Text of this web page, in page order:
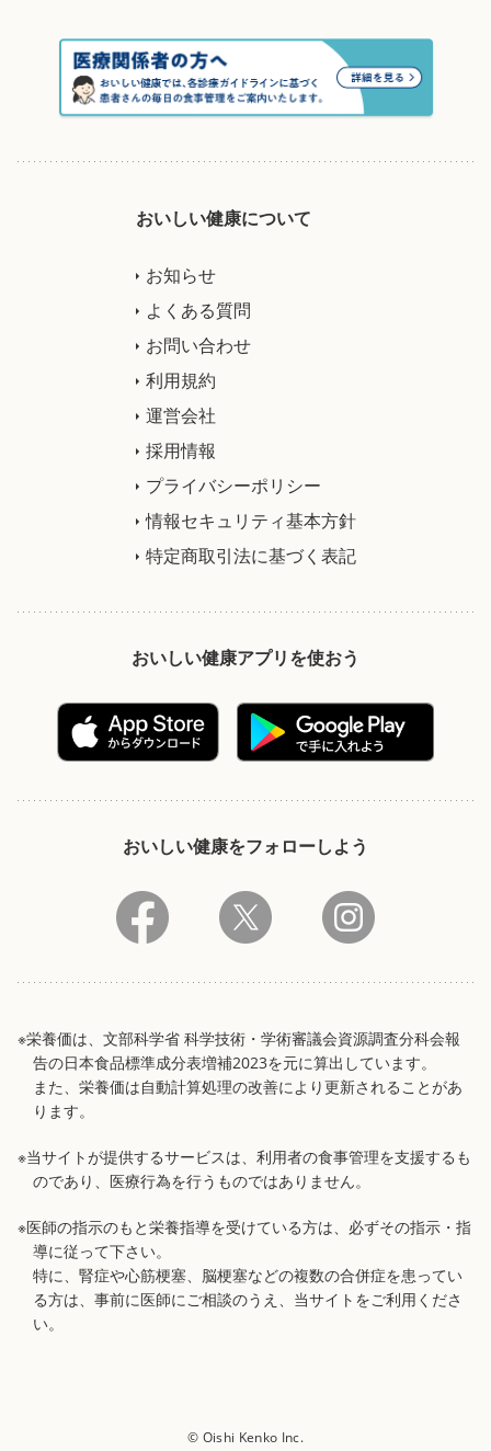
おいしい健康について
お知らせ
よくある質問
お問い合わせ
利用規約
運営会社
採用情報
プライバシーポリシー
情報セキュリティ基本方針
特定商取引法に基づく表記
おいしい健康アプリを使おう
おいしい健康をフォローしよう
※栄養価は、文部科学省 科学技術・学術審議会資源調査分科会報
告の日本食品標準成分表増補2023を元に算出しています。
また、栄養価は自動計算処理の改善により更新されることがあ
ります。
※当サイトが提供するサービスは、利用者の食事管理を支援するも
のであり、医療行為を行うものではありません。
※医師の指示のもと栄養指導を受けている方は、必ずその指示・指
導に従って下さい。
特に、腎症や心筋梗塞、脳梗塞などの複数の合併症を患ってい
る方は、事前に医師にご相談のうえ、当サイトをご利用くださ
い。
© Oishi Kenko Inc.